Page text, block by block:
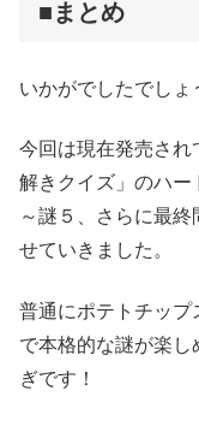
■まとめ
いかがでしたでしょ
今回は現在発売され
解きクイズ」のハー
～謎５、さらに最
せていきました。
普通にポテトチップ
で本格的な謎が楽
ぎです！